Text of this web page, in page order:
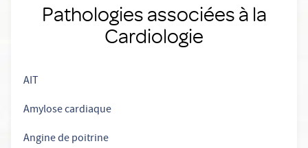
Pathologies associées à la
Cardiologie
AIT
Amylose cardiaque
Angine de poitrine